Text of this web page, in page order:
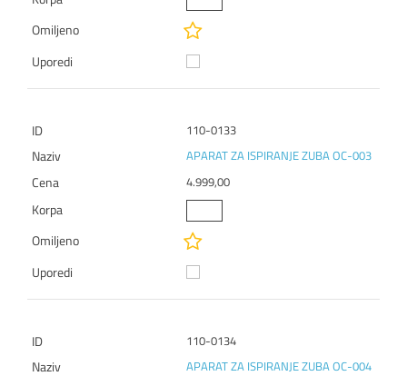
110-0133
APARAT ZA ISPIRANJE ZUBA OC-003
4.999,00
110-0134
APARAT ZA ISPIRANJE ZUBA OC-004